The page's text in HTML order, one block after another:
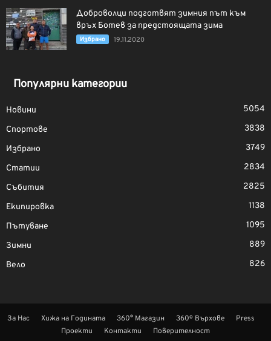
Доброволци подготвят зимния път към
връх Ботев за предстоящата зима
Избрано 19.11.2020
Популярни категории
Новини
5054
Спортове
3838
Избрано
3749
Статии
2834
Събития
2825
Екипировка
1138
Пътуване
1095
Зимни
889
Вело
826
За Нас Хижа на Годината 360° Магазин 360º Върхове
Press
Проекти
Контакти Поверителност